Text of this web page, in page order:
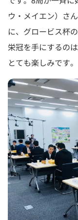
ウ・メイエン）さ
に、グロービス杯
栄冠を手にするの
とても楽しみです。